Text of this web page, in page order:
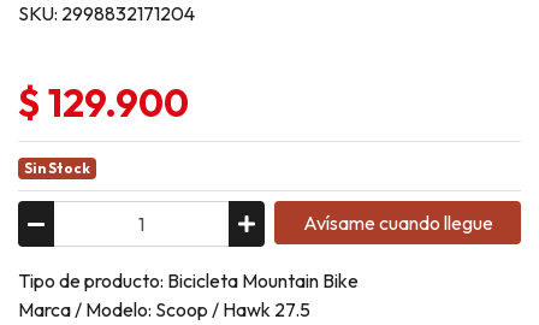
SKU: 2998832171204
$ 129.900
Sin Stock
Avísame cuando llegue
Tipo de producto: Bicicleta Mountain Bike
Marca / Modelo: Scoop / Hawk 27.5